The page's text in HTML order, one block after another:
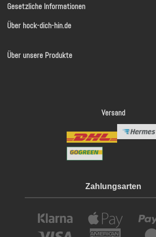
Gesetzliche Informationen
Über hock-dich-hin.de
Über unsere Produkte
Versand
Zahlungsarten